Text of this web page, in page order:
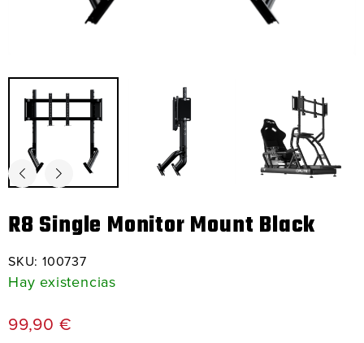
R8 Single Monitor Mount Black
SKU: 100737
Hay existencias
99,90 €